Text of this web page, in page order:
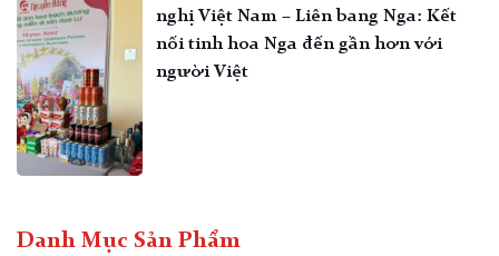
nghị Việt Nam – Liên bang Nga: Kết
nối tinh hoa Nga đến gần hơn với
người Việt
Danh Mục Sản Phẩm